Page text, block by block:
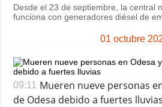
Desde el 23 de septiembre, la central
funciona con generadores diésel de
01 octubre
09:11
Mueren nueve personas
de Odesa debido a fuertes lluvias